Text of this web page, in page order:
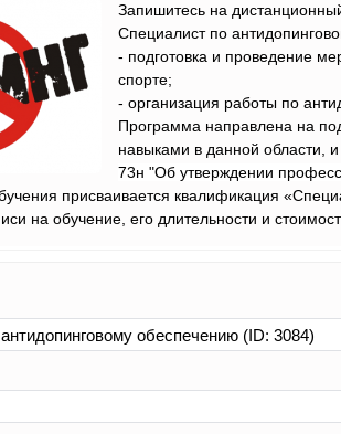
Запишитесь на
Специалист по
- подготовка и проведение
спорте;
- организация работы по
Программа направлена на
навыками в данной области, и
73н "Об утверждении
присваивается квалификация
на обучение, его длительности и